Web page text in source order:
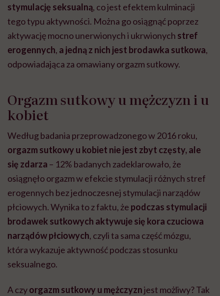
stymulację seksualną, co jest efektem kulminacji
tego typu aktywności. Można go osiągnąć poprzez
aktywację mocno unerwionych i ukrwionych stref
erogennych, a jedną z nich jest brodawka sutkowa,
odpowiadająca za omawiany orgazm sutkowy.
Orgazm sutkowy u mężczyzn i u
kobiet
Według badania przeprowadzonego w 2016 roku,
orgazm sutkowy u kobiet nie jest zbyt częsty, ale
się zdarza – 12% badanych zadeklarowało, że
osiągnęło orgazm w efekcie stymulacji różnych stref
erogennych bez jednoczesnej stymulacji narządów
płciowych. Wynika to z faktu, że podczas stymulacji
brodawek sutkowych aktywuje się kora czuciowa
narządów płciowych, czyli ta sama część mózgu,
która wykazuje aktywność podczas stosunku
seksualnego.
A czyorgazm sutkowy u mężczyznjest możliwy? Tak